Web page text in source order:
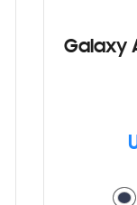
Galaxy